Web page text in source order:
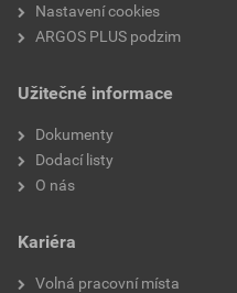
Nastavení cookies
ARGOS PLUS podzim
Užitečné informace
Dokumenty
Dodací listy
O nás
Kariéra
Volná pracovní místa